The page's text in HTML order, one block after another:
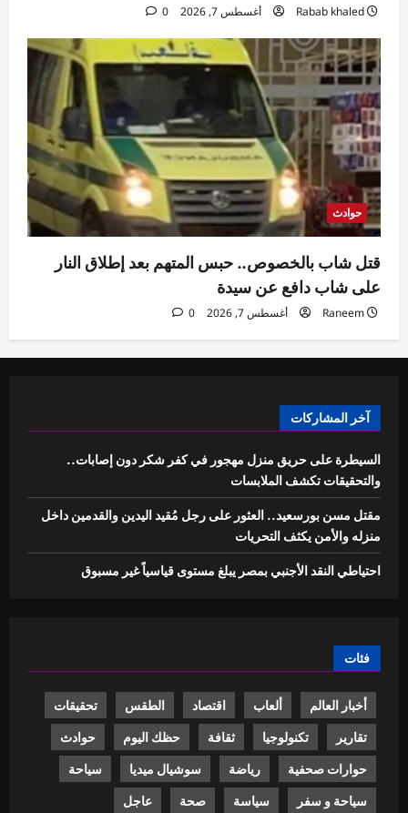
Rabab khaled أغسطس 7, 2026 0
حوادث
قتل شاب بالخصوص.. حبس المتهم بعد إطلاق النار
على شاب دافع عن سيدة
Raneem أغسطس 7, 2026 0
آخر المشاركات
السيطرة على حريق منزل مهجور في كفر شكر دون إصابات..
والتحقيقات تكشف الملابسات
مقتل مسن بورسعيد.. العثور على رجل مُقيد اليدين والقدمين داخل
منزله والأمن يكثف التحريات
احتياطي النقد الأجنبي بمصر يبلغ مستوى قياسياً غير مسبوق
فئات
أخبار العالم ألعاب اقتصاد الطقس تحقيقات
تقارير تكنولوجيا ثقافة حظك اليوم حوادث
حوارات صحفية رياضة سوشيال ميديا سياحة
سياحة و سفر سياسة صحة عاجل